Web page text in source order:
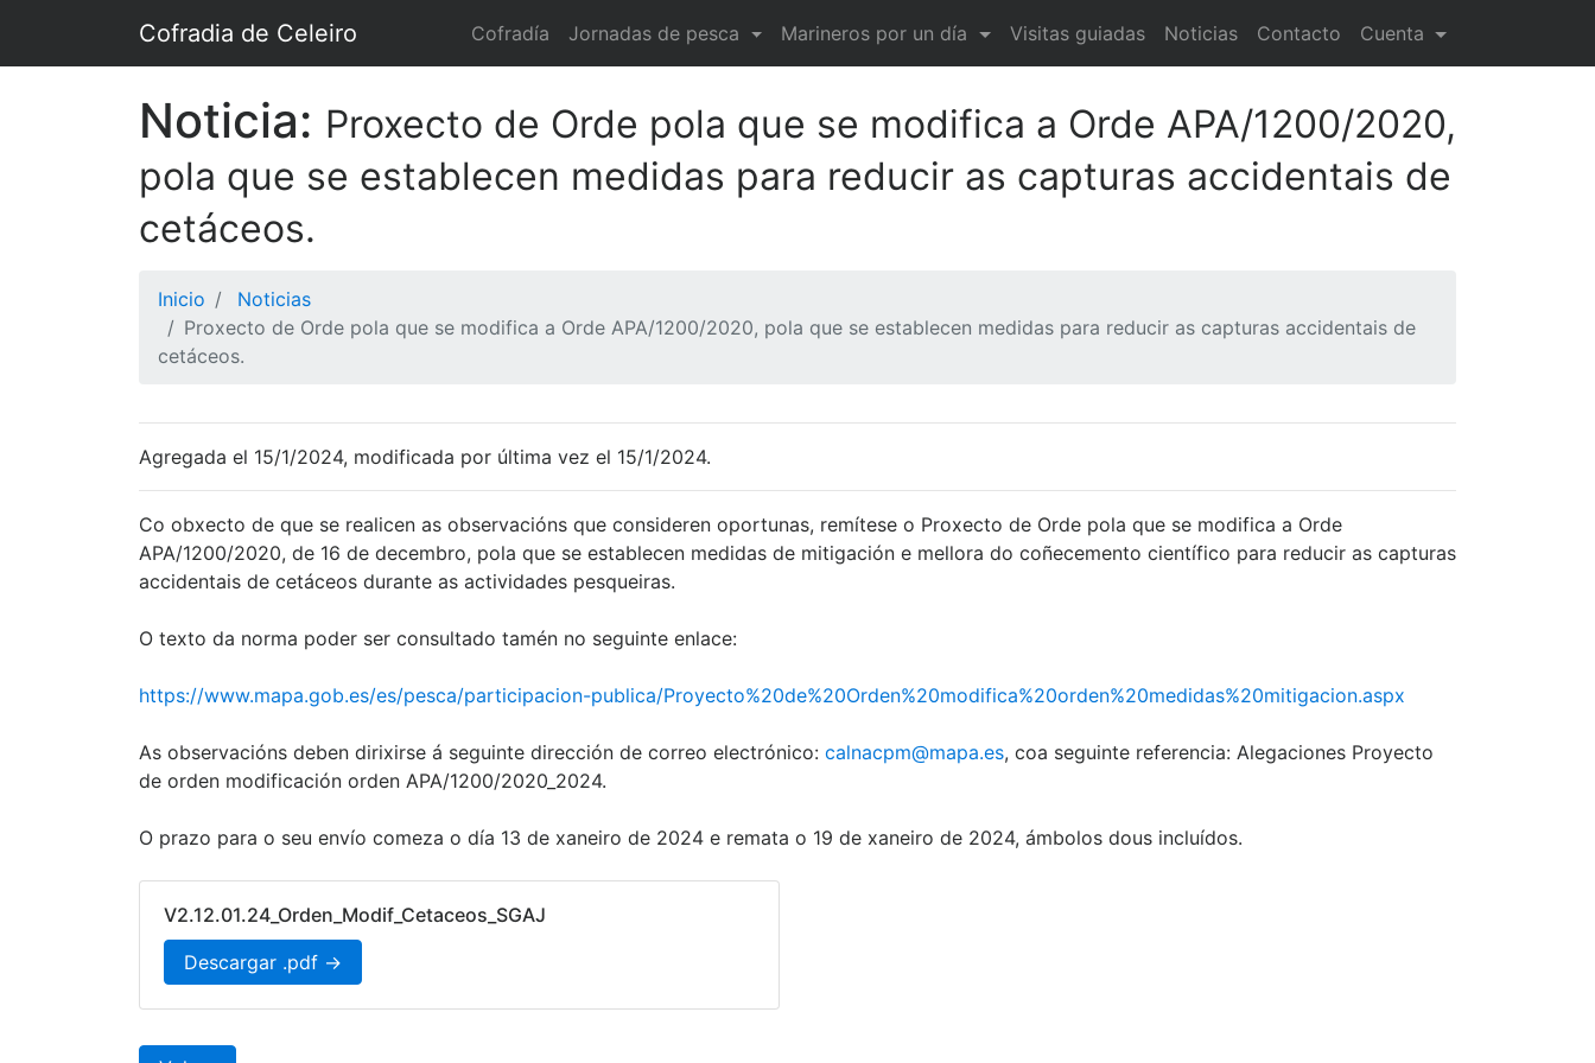
Cofradia de Celeiro Cofradía Jornadas de pesca Marineros por un día Visitas guiadas Noticias Contacto Cuenta
Noticia: Proxecto de Orde pola que se modifica a Orde APA/1200/2020,
pola que se establecen medidas para reducir as capturas accidentais de
cetáceos.
Inicio
Noticias
Proxecto de Orde pola que se modifica a Orde APA/1200/2020, pola que se establecen medidas para reducir as capturas accidentais de
cetáceos.
Agregada el 15/1/2024, modificada por última vez el 15/1/2024.
Co obxecto de que se realicen as observacións que consideren oportunas, remítese o Proxecto de Orde pola que se modifica a Orde
APA/1200/2020, de 16 de decembro, pola que se establecen medidas de mitigación e mellora do coñecemento científico para reducir as capturas
accidentais de cetáceos durante as actividades pesqueiras.
O texto da norma poder ser consultado tamén no seguinte enlace:
https://www.mapa.gob.es/es/pesca/participacion-publica/Proyecto%20de%20Orden%20modifica%20orden%20medidas%20mitigacion.aspx
As observacións deben dirixirse á seguinte dirección de correo electrónico: calnacpm@mapa.es, coa seguinte referencia: Alegaciones Proyecto
de orden modificación orden APA/1200/2020_2024.
O prazo para o seu envío comeza o día 13 de xaneiro de 2024 e remata o 19 de xaneiro de 2024, ámbolos dous incluídos.
V2.12.01.24_Orden_Modif_Cetaceos_SGAJ
Descargar .pdf →